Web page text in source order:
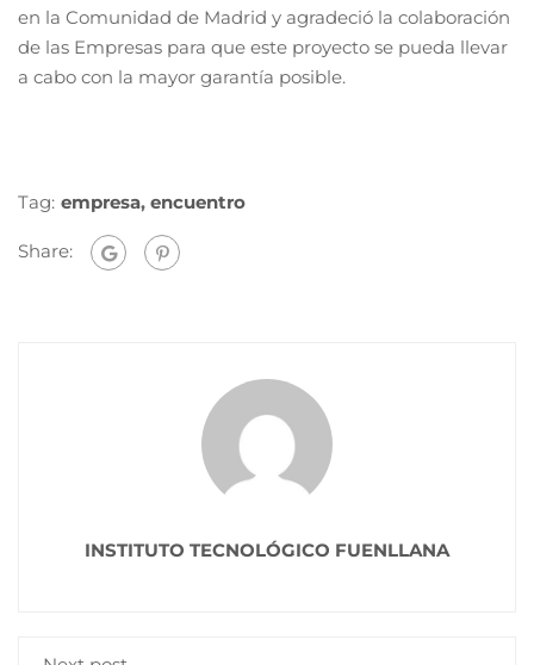
en la Comunidad de Madrid y agradeció la colaboración
de las Empresas para que este proyecto se pueda llevar
a cabo con la mayor garantía posible.
Tag: empresa, encuentro
Share:
INSTITUTO TECNOLÓGICO FUENLLANA